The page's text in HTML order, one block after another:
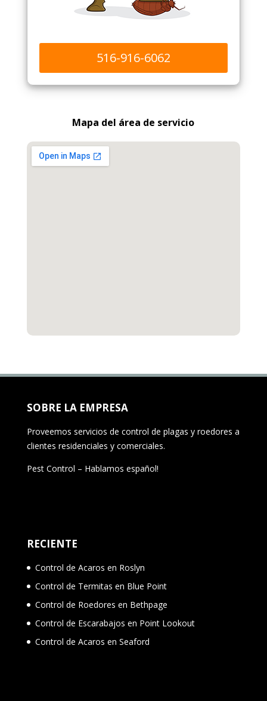
516-916-6062
Mapa del área de servicio
SOBRE LA EMPRESA
Proveemos servicios de control de plagas y roedores a
clientes residenciales y comerciales.
Pest Control – Hablamos español!
RECIENTE
Control de Acaros en Roslyn
Control de Termitas en Blue Point
Control de Roedores en Bethpage
Control de Escarabajos en Point Lookout
Control de Acaros en Seaford